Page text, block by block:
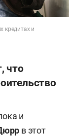
кредитах и
что
и
в этот